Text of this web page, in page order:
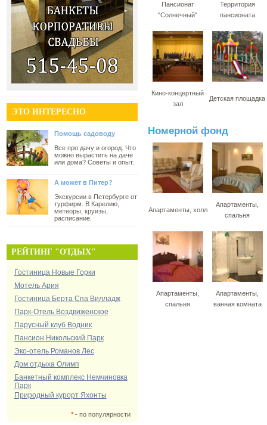
ЭТО ИНТЕРЕСНО
Помощь садоводу
Все про дачу и огород. Что
можно вырастить на даче
или дома? Советы и опыт.
А может в Питер?
Экскурсии в Петербурге от
турфирм. В Карелию,
метеоры, круизы,
расписание.
РЕЙТИНГ "ОТДЫХ"
Гостиница Новые Горки
Мотель Ария
Гостиница Берта Спа Вилладж
Парк-Отель Воздвиженское
Парусный клуб Водник
Пансион Никольский Парк
Эко-отель Романов Лес
Дом отдыха Олимп
Банкетный комплекс Немчиновка
Парк
Природный курорт Яхонты
*- по популярности
Пансионат
"Солнечный"
Территория
пансионата
Кино-концертный
зал
Детская площадка
Номерной фонд
Апартаменты, холл
Апартаменты,
спальня
Апартаменты,
спальня
Апартаменты,
ванная комната